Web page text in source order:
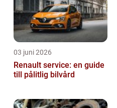
03 juni 2026
Renault service: en guide
till pålitlig bilvård